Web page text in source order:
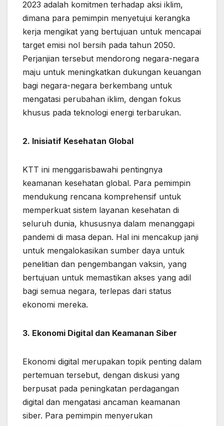
2023 adalah komitmen terhadap aksi iklim,
dimana para pemimpin menyetujui kerangka
kerja mengikat yang bertujuan untuk mencapai
target emisi nol bersih pada tahun 2050.
Perjanjian tersebut mendorong negara-negara
maju untuk meningkatkan dukungan keuangan
bagi negara-negara berkembang untuk
mengatasi perubahan iklim, dengan fokus
khusus pada teknologi energi terbarukan.
2. Inisiatif Kesehatan Global
KTT ini menggarisbawahi pentingnya
keamanan kesehatan global. Para pemimpin
mendukung rencana komprehensif untuk
memperkuat sistem layanan kesehatan di
seluruh dunia, khususnya dalam menanggapi
pandemi di masa depan. Hal ini mencakup janji
untuk mengalokasikan sumber daya untuk
penelitian dan pengembangan vaksin, yang
bertujuan untuk memastikan akses yang adil
bagi semua negara, terlepas dari status
ekonomi mereka.
3. Ekonomi Digital dan Keamanan Siber
Ekonomi digital merupakan topik penting dalam
pertemuan tersebut, dengan diskusi yang
berpusat pada peningkatan perdagangan
digital dan mengatasi ancaman keamanan
siber. Para pemimpin menyerukan